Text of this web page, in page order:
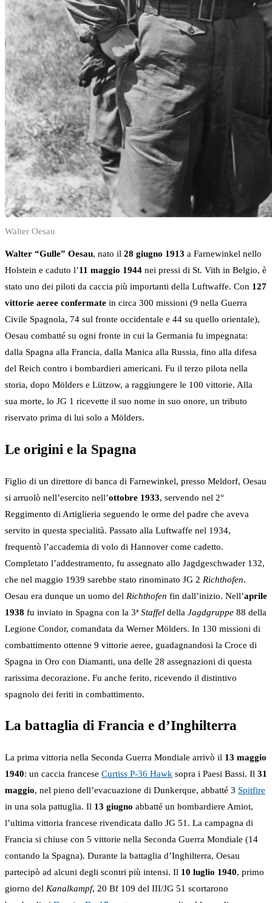
Walter Oesau
Walter “Gulle” Oesau, nato il 28 giugno 1913 a Farnewinkel nello
Holstein e caduto l’11 maggio 1944 nei pressi di St. Vith in Belgio, è
stato uno dei piloti da caccia più importanti della Luftwaffe. Con 127
vittorie aeree confermate in circa 300 missioni (9 nella Guerra
Civile Spagnola, 74 sul fronte occidentale e 44 su quello orientale),
Oesau combatté su ogni fronte in cui la Germania fu impegnata:
dalla Spagna alla Francia, dalla Manica alla Russia, fino alla difesa
del Reich contro i bombardieri americani. Fu il terzo pilota nella
storia, dopo Mölders e Lützow, a raggiungere le 100 vittorie. Alla
sua morte, lo JG 1 ricevette il suo nome in suo onore, un tributo
riservato prima di lui solo a Mölders.
Le origini e la Spagna
Figlio di un direttore di banca di Farnewinkel, presso Meldorf, Oesau
si arruolò nell’esercito nell’ottobre 1933, servendo nel 2°
Reggimento di Artiglieria seguendo le orme del padre che aveva
servito in questa specialità. Passato alla Luftwaffe nel 1934,
frequentò l’accademia di volo di Hannover come cadetto.
Completato l’addestramento, fu assegnato allo Jagdgeschwader 132,
che nel maggio 1939 sarebbe stato rinominato JG 2 Richthofen.
Oesau era dunque un uomo del Richthofen fin dall’inizio. Nell’aprile
1938 fu inviato in Spagna con la 3ª Staffel della Jagdgruppe 88 della
Legione Condor, comandata da Werner Mölders. In 130 missioni di
combattimento ottenne 9 vittorie aeree, guadagnandosi la Croce di
Spagna in Oro con Diamanti, una delle 28 assegnazioni di questa
rarissima decorazione. Fu anche ferito, ricevendo il distintivo
spagnolo dei feriti in combattimento.
La battaglia di Francia e d’Inghilterra
La prima vittoria nella Seconda Guerra Mondiale arrivò il 13 maggio
1940: un caccia francese Curtiss P-36 Hawk sopra i Paesi Bassi. Il 31
maggio, nel pieno dell’evacuazione di Dunkerque, abbatté 3 Spitfire
in una sola pattuglia. Il 13 giugno abbatté un bombardiere Amiot,
l’ultima vittoria francese rivendicata dallo JG 51. La campagna di
Francia si chiuse con 5 vittorie nella Seconda Guerra Mondiale (14
contando la Spagna). Durante la battaglia d’Inghilterra, Oesau
partecipò ad alcuni degli scontri più intensi. Il 10 luglio 1940, primo
giorno del Kanalkampf, 20 Bf 109 del III/JG 51 scortarono